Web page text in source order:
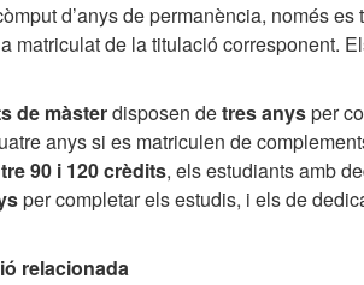
d’anys de permanència, només
matriculat de la titulació corresponent.
de màsterdisposen detres anysper
anys si es matriculen de
90 i 120 crèdits, els estudiants amb
per completar els estudis, i els de
relacionada